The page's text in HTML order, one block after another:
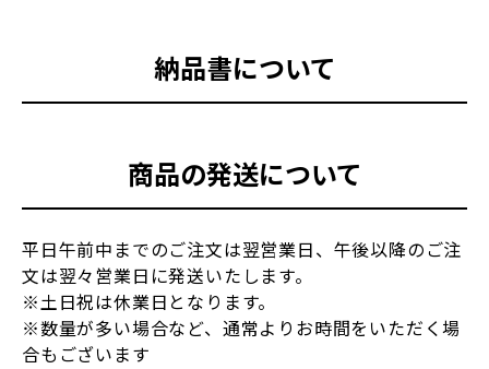
納品書について
商品の発送について
平日午前中までのご注文は翌営業日、午後以降のご注
文は翌々営業日に発送いたします。
※土日祝は休業日となります。
※数量が多い場合など、通常よりお時間をいただく場
合もございます